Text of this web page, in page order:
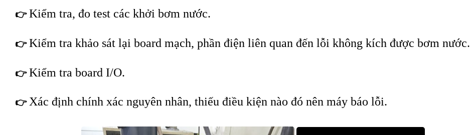
👉Kiểm tra, đo test các khởi bơm nước.
👉Kiểm tra khảo sát lại board mạch, phần điện liên quan đến lỗi không kích được bơm nước.
👉Kiểm tra board I/O.
👉Xác định chính xác nguyên nhân, thiếu điều kiện nào đó nên máy báo lỗi.